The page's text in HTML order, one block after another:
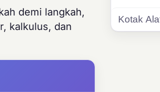
demi langkah,
kalkulus, dan
Kotak